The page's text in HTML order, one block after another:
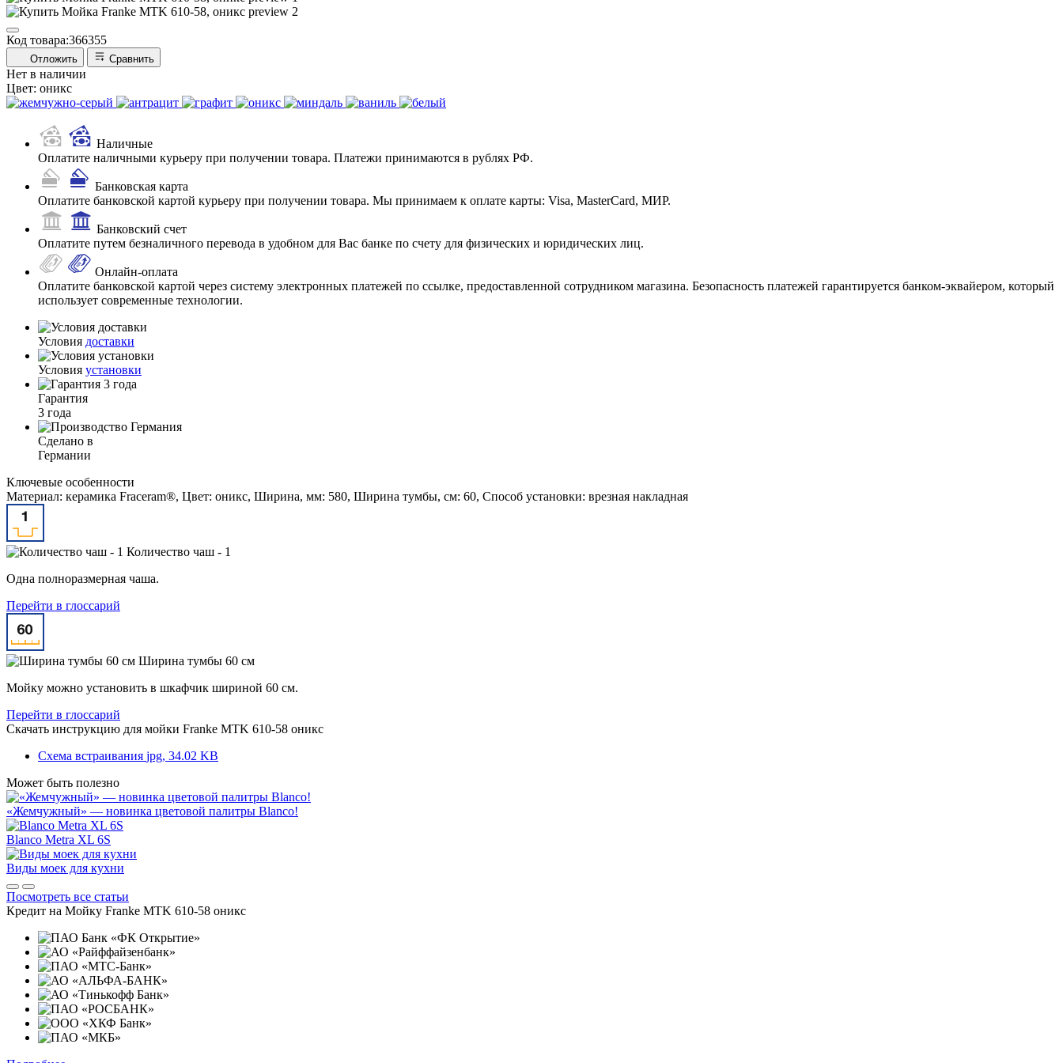
Код товара:366355
Отложить Сравнить
Нет в наличии
Цвет: оникс
Наличные
Оплатите наличными курьеру при получении товара. Платежи принимаются в рублях РФ.
Банковская карта
Оплатите банковской картой курьеру при получении товара. Мы принимаем к оплате карты: Visa, MasterCard, МИР.
Банковский счет
Оплатите путем безналичного перевода в удобном для Вас банке по счету для физических и юридических лиц.
Онлайн-оплата
Оплатите банковской картой через систему электронных платежей по ссылке, предоставленной сотрудником магазина. Безопасность платежей гарантируется банком-эквайером, который
использует современные технологии.
Условия доставки
Условия установки
Гарантия
3 года
Сделано в
Германии
Ключевые особенности
Материал: керамика Fraceram®, Цвет: оникс, Ширина, мм: 580, Ширина тумбы, см: 60, Способ установки: врезная накладная
Количество чаш - 1
Одна полноразмерная чаша.
Перейти в глоссарий
Ширина тумбы 60 см
Мойку можно установить в шкафчик шириной 60 см.
Перейти в глоссарий
Скачать инструкцию для мойки Franke MTK 610-58 оникс
Схема встраивания jpg, 34.02 KB
Может быть полезно
«Жемчужный» — новинка цветовой палитры Blanco!
Blanco Metra XL 6S
Виды моек для кухни
Посмотреть все статьи
Кредит на Мойку Franke MTK 610-58 оникс